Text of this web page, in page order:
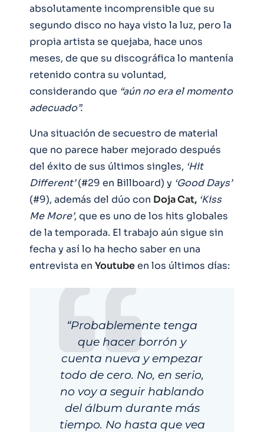
absolutamente incomprensible que su
segundo disco no haya visto la luz, pero la
propia artista se quejaba, hace unos
meses, de que su discográfica lo mantenía
retenido contra su voluntad,
considerando que “aún no era el momento
adecuado”.
Una situación de secuestro de material
que no parece haber mejorado después
del éxito de sus últimos singles, ‘Hit
Different’(#29 en Billboard) y ‘Good Days’
(#9), además del dúo con Doja Cat, ‘Kiss
Me More’, que es uno de los hits globales
de la temporada. El trabajo aún sigue sin
fecha y así lo ha hecho saber en una
entrevista en Youtubeen los últimos días:
“Probablemente tenga
que hacer borrón y
cuenta nueva y empezar
todo de cero. No, en serio,
no voy a seguir hablando
del álbum durante más
tiempo. No hasta que vea